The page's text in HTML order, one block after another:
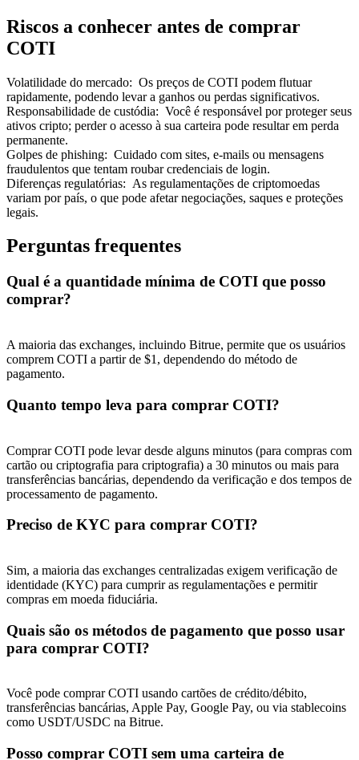
Riscos a conhecer antes de comprar
COTI
Volatilidade do mercado: Os preços de COTI podem flutuar
rapidamente, podendo levar a ganhos ou perdas significativos.
Responsabilidade de custódia: Você é responsável por proteger seus
ativos cripto; perder o acesso à sua carteira pode resultar em perda
permanente.
Golpes de phishing: Cuidado com sites, e-mails ou mensagens
fraudulentos que tentam roubar credenciais de login.
Diferenças regulatórias: As regulamentações de criptomoedas
variam por país, o que pode afetar negociações, saques e proteções
legais.
Perguntas frequentes
Qual é a quantidade mínima de COTI que posso
comprar?
A maioria das exchanges, incluindo Bitrue, permite que os usuários
comprem COTI a partir de $1, dependendo do método de
pagamento.
Quanto tempo leva para comprar COTI?
Comprar COTI pode levar desde alguns minutos (para compras com
cartão ou criptografia para criptografia) a 30 minutos ou mais para
transferências bancárias, dependendo da verificação e dos tempos de
processamento de pagamento.
Preciso de KYC para comprar COTI?
Sim, a maioria das exchanges centralizadas exigem verificação de
identidade (KYC) para cumprir as regulamentações e permitir
compras em moeda fiduciária.
Quais são os métodos de pagamento que posso usar
para comprar COTI?
Você pode comprar COTI usando cartões de crédito/débito,
transferências bancárias, Apple Pay, Google Pay, ou via stablecoins
como USDT/USDC na Bitrue.
Posso comprar COTI sem uma carteira de